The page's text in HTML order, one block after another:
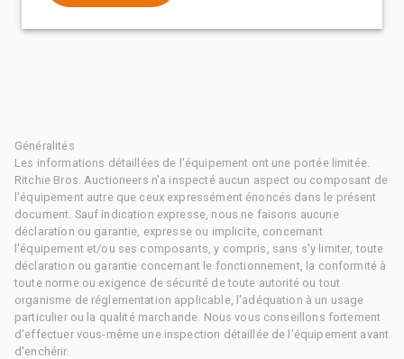
Généralités
Les informations détaillées de l'équipement ont une portée limitée.
Ritchie Bros. Auctioneers n'a inspecté aucun aspect ou composant de
l'équipement autre que ceux expressément énoncés dans le présent
document. Sauf indication expresse, nous ne faisons aucune
déclaration ou garantie, expresse ou implicite, concernant
l'équipement et/ou ses composants, y compris, sans s'y limiter, toute
déclaration ou garantie concernant le fonctionnement, la conformité à
toute norme ou exigence de sécurité de toute autorité ou tout
organisme de réglementation applicable, l'adéquation à un usage
particulier ou la qualité marchande. Nous vous conseillons fortement
d'effectuer vous-même une inspection détaillée de l'équipement avant
d'enchérir.